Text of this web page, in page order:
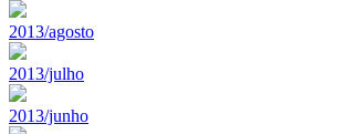
2013/agosto
2013/julho
2013/junho